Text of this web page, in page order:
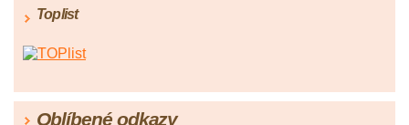
Toplist
Oblíbené odkazy